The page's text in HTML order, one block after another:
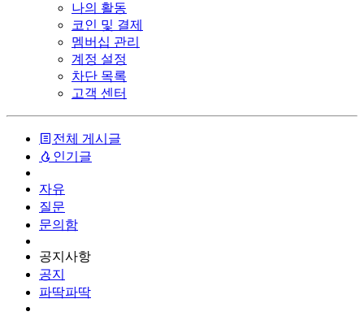
나의 활동
코인 및 결제
멤버십 관리
계정 설정
차단 목록
고객 센터
전체 게시글
인기글
자유
질문
문의함
공지사항
공지
파딱파딱